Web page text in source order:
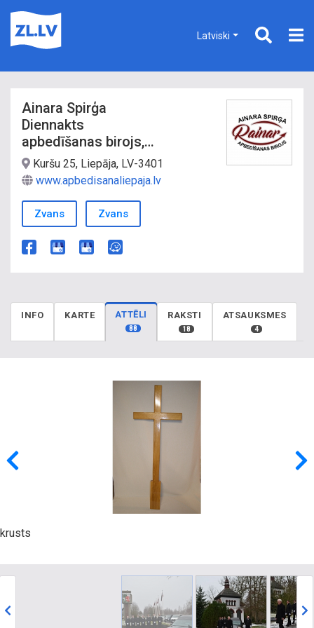
Latviski
Ainara Spirģa
Diennakts
apbedīšanas birojs,
SIA Rainar
Kuršu 25, Liepāja, LV-3401
www.apbedisanaliepaja.lv
Zvans Zvans
INFO KARTE ATTĒLI
88
RAKSTI
18
ATSAUKSMES
4
krusts